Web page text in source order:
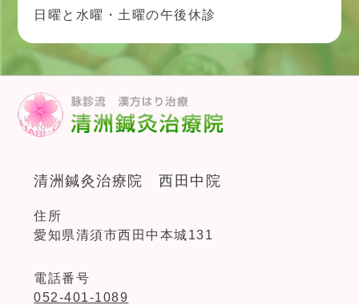
日曜と水曜・土曜の午後休診
清洲鍼灸治療院 西田中院
住所
愛知県清須市西田中本城131
電話番号
052-401-1089